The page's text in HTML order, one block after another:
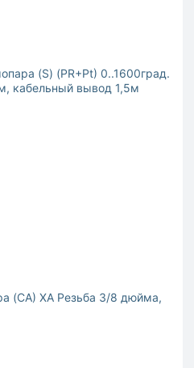
(S) (PR+Pt) 0..1600град.
кабельный вывод 1,5м
(CA) ХА Резьба 3/8 дюйма,